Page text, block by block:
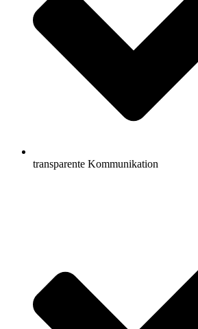
transparente Kommunikation